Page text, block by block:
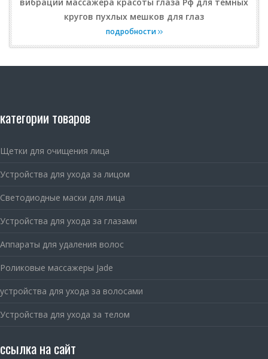
кругов пухлых мешков для глаз
подробности
категории товаров
Щетки для очищения лица
Устройства для ухода за лицом
Светодиодные маски для лица
Устройства для ухода за глазами
Аппараты для удаления волос
Роликовые массажеры Jade
устройства для ухода за волосами
Устройства для ухода за телом
ссылка на сайт